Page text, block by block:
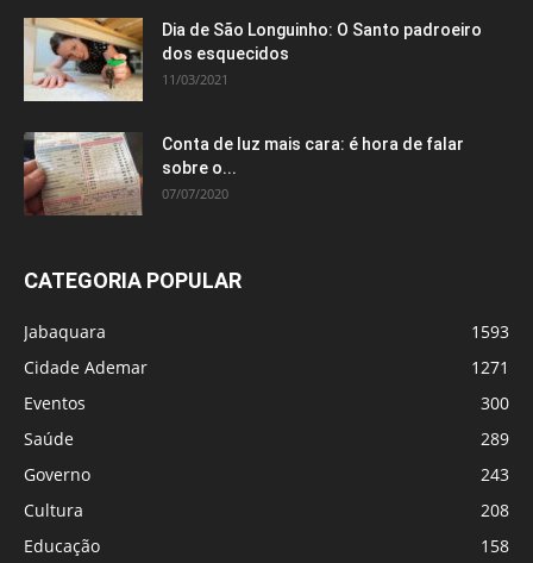
Dia de São Longuinho: O Santo padroeiro
dos esquecidos
11/03/2021
Conta de luz mais cara: é hora de falar
sobre o...
07/07/2020
CATEGORIA POPULAR
Jabaquara
1593
Cidade Ademar
1271
Eventos
300
Saúde
289
Governo
243
Cultura
208
Educação
158